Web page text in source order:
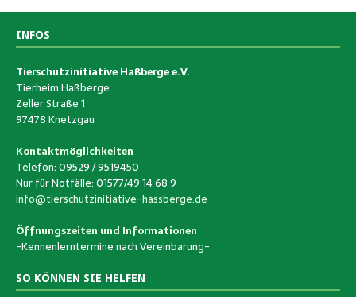
INFOS
Tierschutzinitiative Haßberge e.V.
Tierheim Haßberge
Zeller Straße 1
97478 Knetzgau
Kontaktmöglichkeiten
Telefon: 09529 / 9519450
Nur für Notfälle: 01577/49 14 68 9
info@tierschutzinitiative-hassberge.de
Öffnungszeiten und Informationen
-Kennenlerntermine nach Vereinbarung-
SO KÖNNEN SIE HELFEN